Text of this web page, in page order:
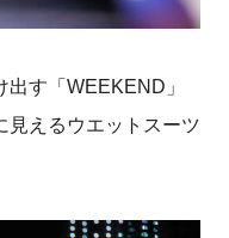
す「WEEKEND」
見えるウエットスーツ